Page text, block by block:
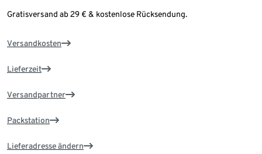
Gratisversand ab 29 € & kostenlose Rücksendung.
Versandkosten
Lieferzeit
Versandpartner
Packstation
Lieferadresse ändern